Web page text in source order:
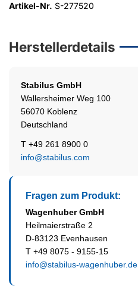
Artikel-Nr. S-277520
Herstellerdetails
Stabilus GmbH
Wallersheimer Weg 100
56070 Koblenz
Deutschland
T +49 261 8900 0
info@stabilus.com
Fragen zum Produkt:
Wagenhuber GmbH
Heilmaierstraße 2
D-83123 Evenhausen
T +49 8075 - 9155-15
info@stabilus-wagenhuber.de